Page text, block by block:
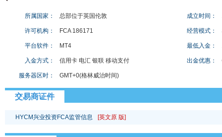
所属国家： 总部位于英国伦敦
许可机构： FCA 186171
平台软件： MT4
入金方式： 信用卡 电汇 银联 移动支付
服务器区时： GMT+0(格林威治时间)
成立时间：
经营模式：
最低入金：
出金优惠：
交易商证件
HYCM兴业投资FCA监管信息 [英文原 版]